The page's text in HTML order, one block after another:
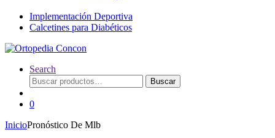
Implementación Deportiva
Calcetines para Diabéticos
Search
Buscar
por:
Buscar
0
InicioPronóstico De Mlb